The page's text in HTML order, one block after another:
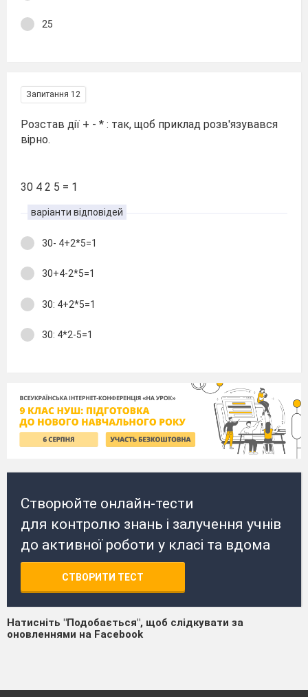
25
Запитання 12
Розстав дії + - * : так, щоб приклад розв'язувався
вірно.
30 4 2 5 = 1
варіанти відповідей
30- 4+2*5=1
30+4-2*5=1
30: 4+2*5=1
30: 4*2-5=1
Створюйте онлайн-тести
для контролю знань і залучення учнів
до активної роботи у класі та вдома
СТВОРИТИ ТЕСТ
Натисніть "Подобається", щоб слідкувати за
оновленнями на Facebook